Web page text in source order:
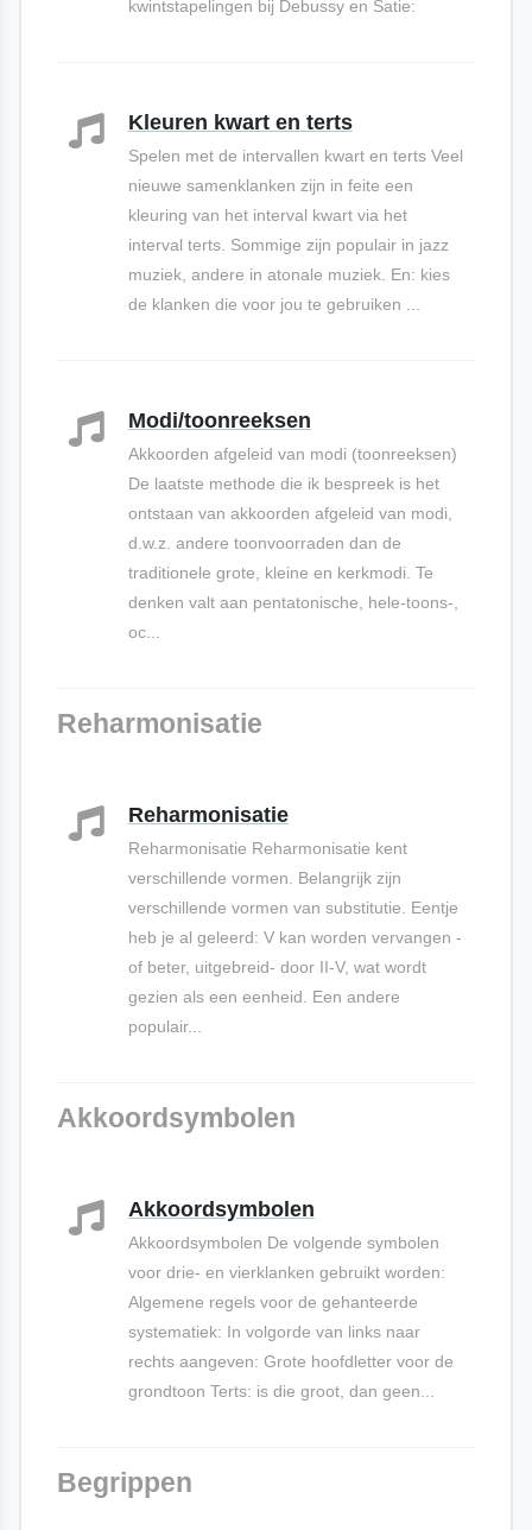
kwintstapelingen bij Debussy en Satie:
Kleuren kwart en terts
Spelen met de intervallen kwart en terts Veel
nieuwe samenklanken zijn in feite een
kleuring van het interval kwart via het
interval terts. Sommige zijn populair in jazz
muziek, andere in atonale muziek. En: kies
de klanken die voor jou te gebruiken ...
Modi/toonreeksen
Akkoorden afgeleid van modi (toonreeksen)
De laatste methode die ik bespreek is het
ontstaan van akkoorden afgeleid van modi,
d.w.z. andere toonvoorraden dan de
traditionele grote, kleine en kerkmodi. Te
denken valt aan pentatonische, hele-toons-,
oc...
Reharmonisatie
Reharmonisatie
Reharmonisatie Reharmonisatie kent
verschillende vormen. Belangrijk zijn
verschillende vormen van substitutie. Eentje
heb je al geleerd: V kan worden vervangen -
of beter, uitgebreid- door II-V, wat wordt
gezien als een eenheid. Een andere
populair...
Akkoordsymbolen
Akkoordsymbolen
Akkoordsymbolen De volgende symbolen
voor drie- en vierklanken gebruikt worden:
Algemene regels voor de gehanteerde
systematiek: In volgorde van links naar
rechts aangeven: Grote hoofdletter voor de
grondtoon Terts: is die groot, dan geen...
Begrippen